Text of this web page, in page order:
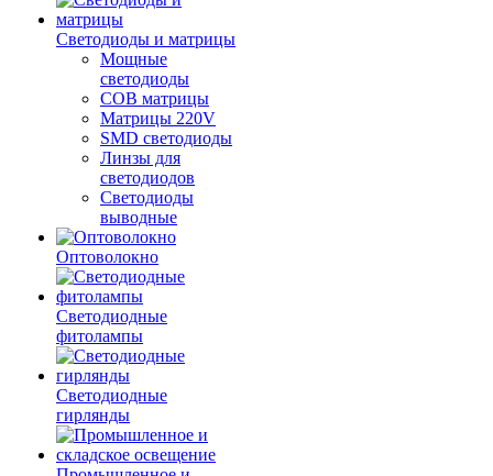
Светодиоды и матрицы
Мощные
светодиоды
COB матрицы
Матрицы 220V
SMD светодиоды
Линзы для
светодиодов
Светодиоды
выводные
Оптоволокно
Светодиодные
фитолампы
Светодиодные
гирлянды